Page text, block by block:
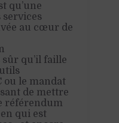
qu’une
services
au cœur de
qu’il faille
ou le mandat
de mettre
référendum
qui est